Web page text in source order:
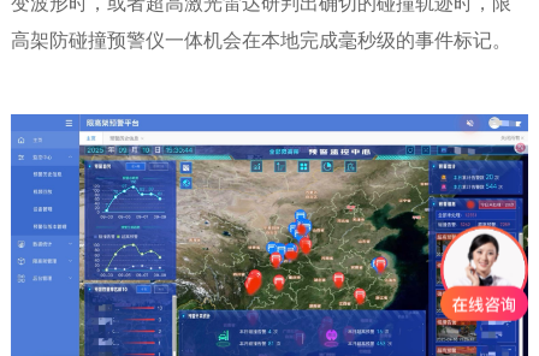
高架防碰撞预警仪一体机会在本地完成毫秒级的事件标记。